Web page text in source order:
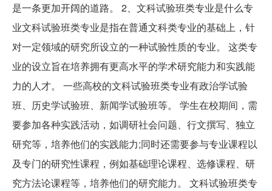
是一条更加开阔的道路。 2、文科试验班类专业是什么专
业文科试验班类专业是指在普通文科类专业的基础上，针
对一定领域的研究所设立的一种试验性质的专业。 这类专
业的设立旨在培养拥有更高水平的学术研究能力和实践能
力的人才。 一些高校的文科试验班类专业有政治学试验
班、历史学试验班、新闻学试验班等。 学生在校期间，需
要参加各种实践活动，如调研社会问题、行文撰写、独立
研究等，培养他们的实践能力;同时还需要参与专业课程以
及专门的研究性课程，例如基础理论课程、选修课程、研
究方法论课程等，培养他们的研究能力。 文科试验班类专